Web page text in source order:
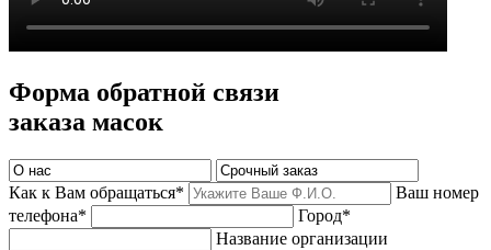
Форма обратной связи
заказа масок
Как к Вам обращаться*
Ваш номер
телефона*
Город*
Название организации